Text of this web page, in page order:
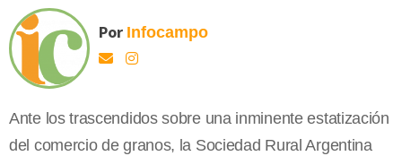
Por Infocampo
Ante los trascendidos sobre una inminente estatización
del comercio de granos, la Sociedad Rural Argentina